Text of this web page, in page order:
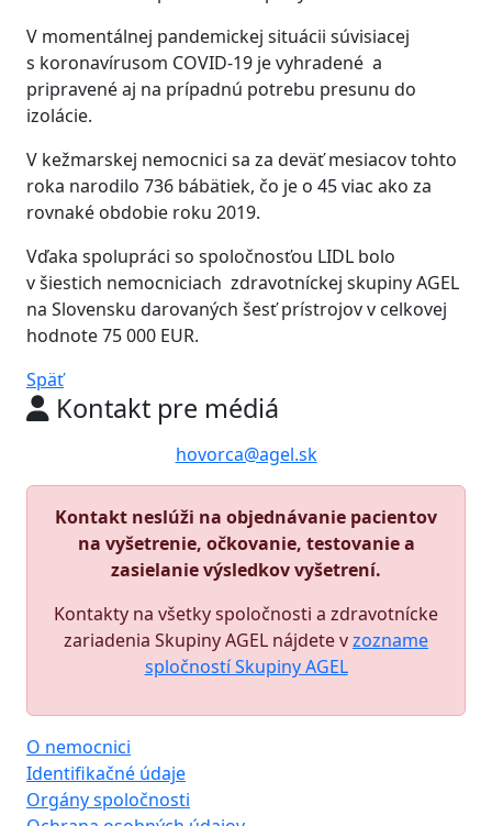
V momentálnej pandemickej situácii súvisiacej
s koronavírusom COVID-19 je vyhradené a
pripravené aj na prípadnú potrebu presunu do
izolácie.
V kežmarskej nemocnici sa za deväť mesiacov tohto
roka narodilo 736 bábätiek, čo je o 45 viac ako za
rovnaké obdobie roku 2019.
Vďaka spolupráci so spoločnosťou LIDL bolo
v šiestich nemocniciach zdravotníckej skupiny AGEL
na Slovensku darovaných šesť prístrojov v celkovej
hodnote 75 000 EUR.
Späť
Kontakt pre médiá
hovorca@agel.sk
Kontakt neslúži na objednávanie pacientov
na vyšetrenie, očkovanie, testovanie a
zasielanie výsledkov vyšetrení.
Kontakty na všetky spoločnosti a zdravotnícke
zariadenia Skupiny AGEL nájdete vzozname
spločností Skupiny AGEL
O nemocnici
Identifikačné údaje
Orgány spoločnosti